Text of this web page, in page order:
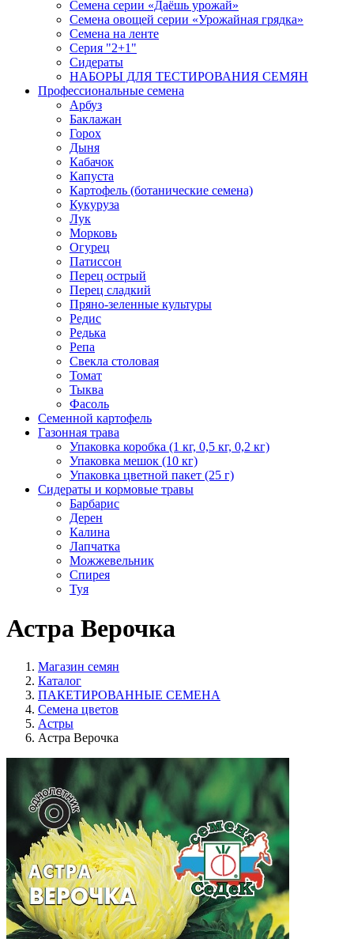
Семена серии «Даёшь урожай»
Семена овощей серии «Урожайная грядка»
Семена на ленте
Серия "2+1"
Сидераты
НАБОРЫ ДЛЯ ТЕСТИРОВАНИЯ СЕМЯН
Профессиональные семена
Арбуз
Баклажан
Горох
Дыня
Кабачок
Капуста
Картофель (ботанические семена)
Кукуруза
Лук
Морковь
Огурец
Патиссон
Перец острый
Перец сладкий
Пряно-зеленные культуры
Редис
Редька
Репа
Свекла столовая
Томат
Тыква
Фасоль
Семенной картофель
Газонная трава
Упаковка коробка (1 кг, 0,5 кг, 0,2 кг)
Упаковка мешок (10 кг)
Упаковка цветной пакет (25 г)
Сидераты и кормовые травы
Барбарис
Дерен
Калина
Лапчатка
Можжевельник
Спирея
Туя
Астра Верочка
Магазин семян
Каталог
ПАКЕТИРОВАННЫЕ СЕМЕНА
Семена цветов
Астры
Астра Верочка